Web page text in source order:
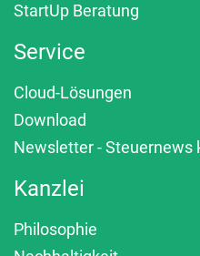
StartUp Beratung
Service
Cloud-Lösungen
Download
Newsletter - Steuernews
Kanzlei
Philosophie